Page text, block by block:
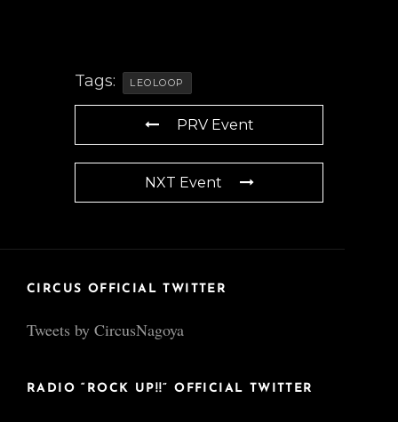
Tags: LEOLOOP
PRV Event
NXT Event
CIRCUS OFFICIAL TWITTER
Tweets by CircusNagoya
RADIO “ROCK UP!!” OFFICIAL TWITTER